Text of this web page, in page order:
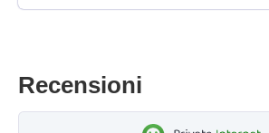
Recensioni